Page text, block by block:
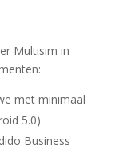
Multisim in
met minimaal
5.0)
Business